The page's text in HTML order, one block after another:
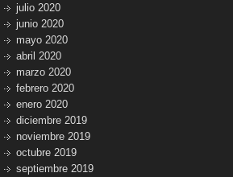
julio 2020
junio 2020
mayo 2020
abril 2020
marzo 2020
febrero 2020
enero 2020
diciembre 2019
noviembre 2019
octubre 2019
septiembre 2019